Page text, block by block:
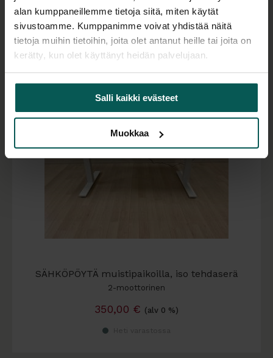
alan kumppaneillemme tietoja siitä, miten käytät
sivustoamme. Kumppanimme voivat yhdistää näitä
tietoja muihin tietoihin, joita olet antanut heille tai joita on
kerätty, kun olet käyttänyt heidän palvelujaan.
Salli kaikki evästeet
Muokkaa
750,00€(alv 0 %)
SÄHKÖPÖYTÄ muistipaikoilla, iso tehdaserä
2-moottorinen
350,00 € (alv 0 %)